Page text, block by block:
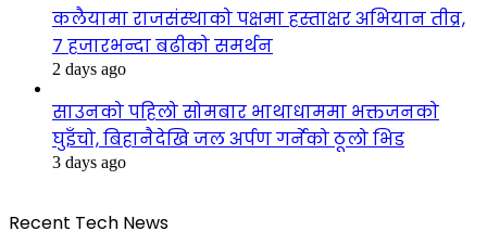
कलैयामा राजसंस्थाको पक्षमा हस्ताक्षर अभियान तीव्र,
७ हजारभन्दा बढीको समर्थन
2 days ago
साउनको पहिलो सोमबार भाथाधाममा भक्तजनको
घुइँचो, बिहानैदेखि जल अर्पण गर्नेको ठूलो भिड
3 days ago
Recent Tech News